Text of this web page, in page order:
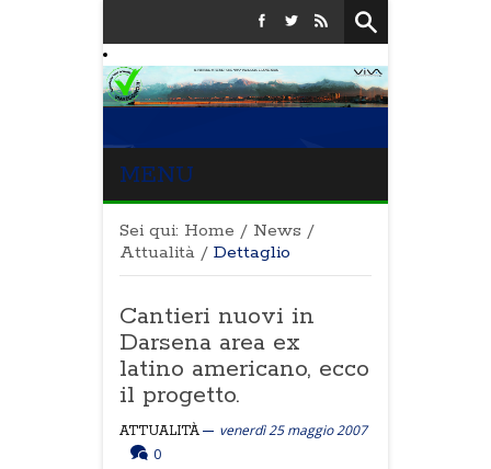
MENU
Sei qui: Home / News /
Attualità / Dettaglio
Cantieri nuovi in
Darsena area ex
latino americano, ecco
il progetto.
ATTUALITÀ
venerdì 25 maggio 2007
0